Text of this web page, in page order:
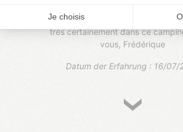
de l'indiquer aux clients svp. Nous
très certainement dans ce
vous, Frédérique
Datum der Erfahrung : 16/07/